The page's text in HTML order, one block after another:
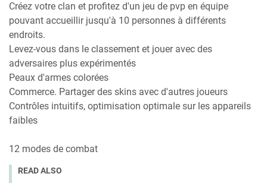
Créez votre clan et profitez d'un jeu de pvp en équipe
pouvant accueillir jusqu'à 10 personnes à différents
endroits.
Levez-vous dans le classement et jouer avec des
adversaires plus expérimentés
Peaux d'armes colorées
Commerce. Partager des skins avec d'autres joueurs
Contrôles intuitifs, optimisation optimale sur les appareils
faibles
12 modes de combat
READ ALSO